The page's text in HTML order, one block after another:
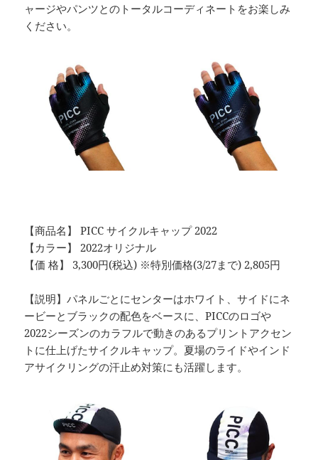
ャージやパンツとのトータルコーディネートをお楽しみ
ください。
【商品名】 PICC サイクルキャップ 2022
【カラー】 2022オリジナル
【価 格】 3,300円(税込) ※特別価格(3/27まで) 2,805円
【説明】パネルごとにセンターはホワイト、サイドにネ
ービーとブラックの配色をベースに、PICCのロゴや
2022シーズンのカラフルで動きのあるプリントアクセン
トに仕上げたサイクルキャップ。夏場のライドやインド
アサイクリングの汗止め対策にも活躍します。